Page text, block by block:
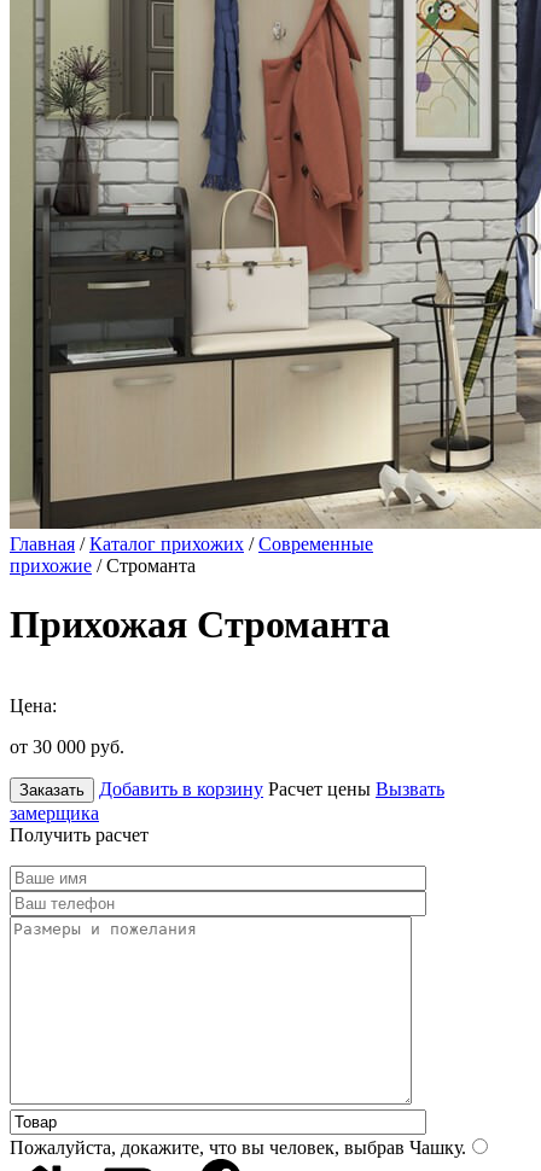
Главная /Каталог прихожих /Современные
прихожие / Строманта
Прихожая Строманта
Цена:
от 30 000 руб.
Заказать Добавить в корзину Расчет цены Вызвать
замерщика
Получить расчет
Пожалуйста, докажите, что вы человек, выбрав Чашку.